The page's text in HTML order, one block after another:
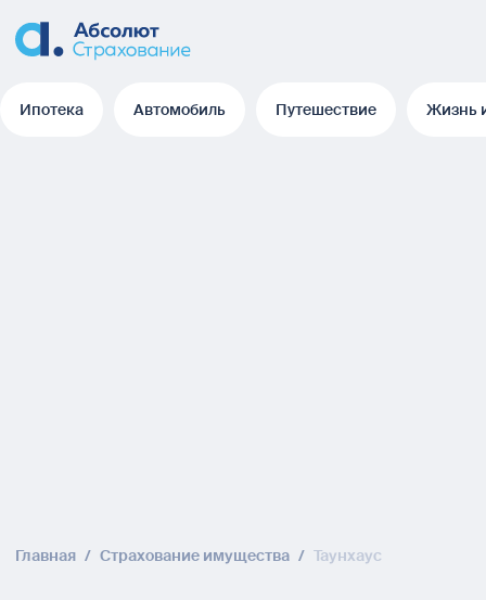
Ипотека Автомобиль Путешествие Жизнь
Главная / Страхование имущества / Таунхаус